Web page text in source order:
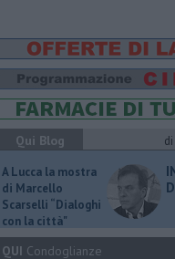
Qui Blog
A Lucca la mostra
di Marcello
Scarselli “Dialoghi
con la città"
QUI Condoglianze